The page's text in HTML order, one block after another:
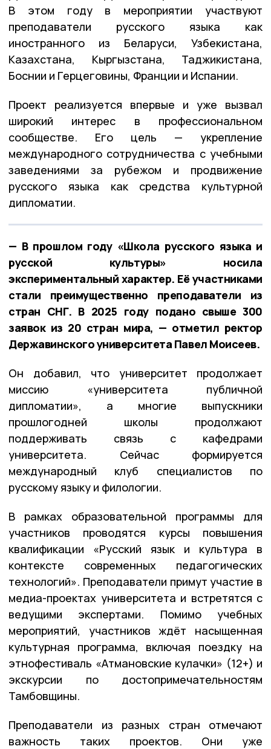
В этом году в мероприятии участвуют
преподаватели русского языка как
иностранного из Беларуси, Узбекистана,
Казахстана, Кыргызстана, Таджикистана,
Боснии и Герцеговины, Франции и Испании.
Проект реализуется впервые и уже вызвал
широкий интерес в профессиональном
сообществе. Его цель — укрепление
международного сотрудничества с учебными
заведениями за рубежом и продвижение
русского языка как средства культурной
дипломатии.
— В прошлом году «Школа русского языка и
русской культуры» носила
экспериментальный характер. Её участниками
стали преимущественно преподаватели из
стран СНГ. В 2025 году подано свыше 300
заявок из 20 стран мира, — отметил ректор
Державинского университета Павел Моисеев.
Он добавил, что университет продолжает
миссию «университета публичной
дипломатии», а многие выпускники
прошлогодней школы продолжают
поддерживать связь с кафедрами
университета. Сейчас формируется
международный клуб специалистов по
русскому языку и филологии.
В рамках образовательной программы для
участников проводятся курсы повышения
квалификации «Русский язык и культура в
контексте современных педагогических
технологий». Преподаватели примут участие в
медиа-проектах университета и встретятся с
ведущими экспертами. Помимо учебных
мероприятий, участников ждёт насыщенная
культурная программа, включая поездку на
этнофестиваль «Атмановские кулачки» (12+) и
экскурсии по достопримечательностям
Тамбовщины.
Преподаватели из разных стран отмечают
важность таких проектов. Они уже